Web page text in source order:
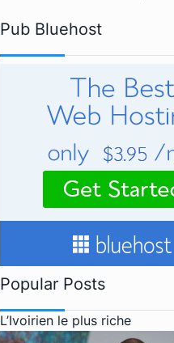
Pub Bluehost
Popular Posts
L’Ivoirien le plus riche